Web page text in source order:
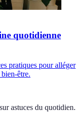
quotidienne
pratiques pour alléger
être.
astuces du quotidien.